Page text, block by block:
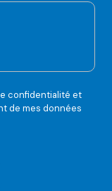
confidentialité et
de mes données